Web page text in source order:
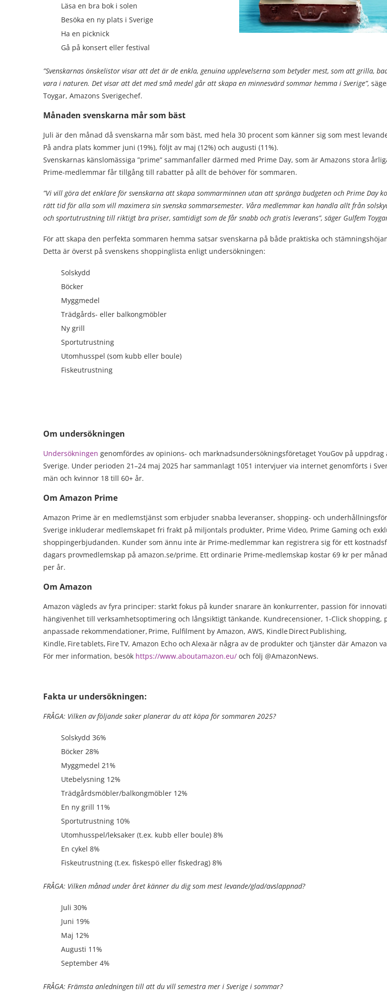
Läsa en bra bok i solen
Besöka en ny plats i Sverige
Ha en picknick
Gå på konsert eller festival
”Svenskarnas önskelistor visar att det är de enkla, genuina upplevelserna som betyder mest, som att grilla,
vara i naturen. Det visar att det med små medel går att skapa en minnesvärd sommar hemma i Sverige”,
Toygar, Amazons Sverigechef.
Månaden svenskarna mår som bäst
Juli är den månad då svenskarna mår som bäst, med hela 30 procent som känner sig som mest
På andra plats kommer juni (19%), följt av maj (12%) och augusti (11%).
Svenskarnas känslomässiga ”prime” sammanfaller därmed med Prime Day, som är Amazons stora
Prime-medlemmar får tillgång till rabatter på allt de behöver för sommaren.
”Vi vill göra det enklare för svenskarna att skapa sommarminnen utan att spränga budgeten och Prime Day
rätt tid för alla som vill maximera sin svenska sommarsemester. Våra medlemmar kan handla allt från
och sportutrustning till riktigt bra priser, samtidigt som de får snabb och gratis leverans”, säger Gulfem
För att skapa den perfekta sommaren hemma satsar svenskarna på både praktiska och
Detta är överst på svenskens shoppinglista enligt undersökningen:
Solskydd
Böcker
Myggmedel
Trädgårds- eller balkongmöbler
Ny grill
Sportutrustning
Utomhusspel (som kubb eller boule)
Fiskeutrustning
Om undersökningen
Undersökningen genomfördes av opinions- och marknadsundersökningsföretaget YouGov på uppdrag
Sverige. Under perioden 21–24 maj 2025 har sammanlagt 1051 intervjuer via internet genomförts i
män och kvinnor 18 till 60+ år.
Om Amazon Prime
Amazon Prime är en medlemstjänst som erbjuder snabba leveranser, shopping- och
Sverige inkluderar medlemskapet fri frakt på miljontals produkter, Prime Video, Prime Gaming och
shoppingerbjudanden. Kunder som ännu inte är Prime-medlemmar kan registrera sig för ett
dagars provmedlemskap på amazon.se/prime. Ett ordinarie Prime-medlemskap kostar 69 kr per
per år.
Om Amazon
Amazon vägleds av fyra principer: starkt fokus på kunder snarare än konkurrenter, passion för
hängivenhet till verksamhetsoptimering och långsiktigt tänkande. Kundrecensioner, 1-Click shopping,
anpassade rekommendationer, Prime, Fulfilment by Amazon, AWS, Kindle Direct Publishing,
Kindle, Fire tablets, Fire TV, Amazon Echo och Alexa är några av de produkter och tjänster där Amazon
För mer information, besök https://www.aboutamazon.eu/ och följ @AmazonNews.
Fakta ur undersökningen:
FRÅGA: Vilken av följande saker planerar du att köpa för sommaren 2025?
Solskydd 36%
Böcker 28%
Myggmedel 21%
Utebelysning 12%
Trädgårdsmöbler/balkongmöbler 12%
En ny grill 11%
Sportutrustning 10%
Utomhusspel/leksaker (t.ex. kubb eller boule) 8%
En cykel 8%
Fiskeutrustning (t.ex. fiskespö eller fiskedrag) 8%
FRÅGA: Vilken månad under året känner du dig som mest levande/glad/avslappnad?
Juli 30%
Juni 19%
Maj 12%
Augusti 11%
September 4%
FRÅGA: Främsta anledningen till att du vill semestra mer i Sverige i sommar?